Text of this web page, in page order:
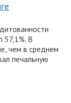
57,1%. В
чем в среднем
печальную